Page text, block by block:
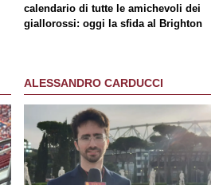
calendario di tutte le amichevoli dei
giallorossi: oggi la sfida al Brighton
ALESSANDRO CARDUCCI